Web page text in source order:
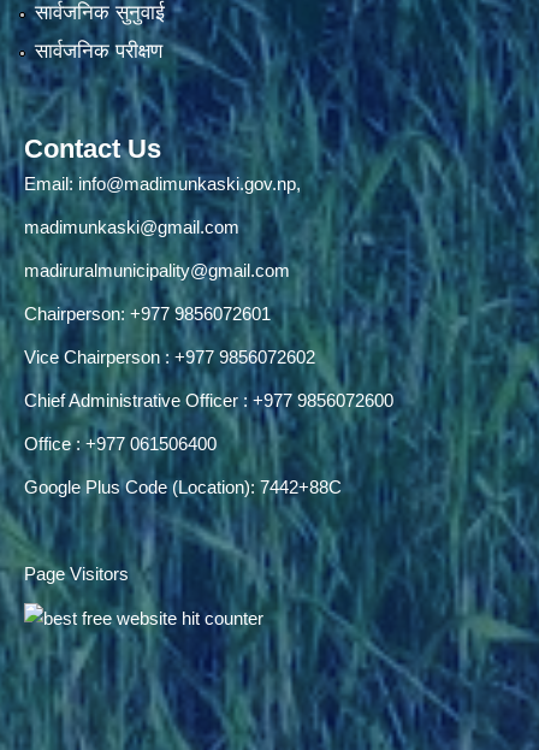
सार्वजनिक सुनुवाई
सार्वजनिक परीक्षण
Contact Us
Email: info@madimunkaski.gov.np,
madimunkaski@gmail.com
madiruralmunicipality@gmail.com
Chairperson: +977 9856072601
Vice Chairperson : +977 9856072602
Chief Administrative Officer : +977 9856072600
Office : +977 061506400
Google Plus Code (Location): 7442+88C
Page Visitors